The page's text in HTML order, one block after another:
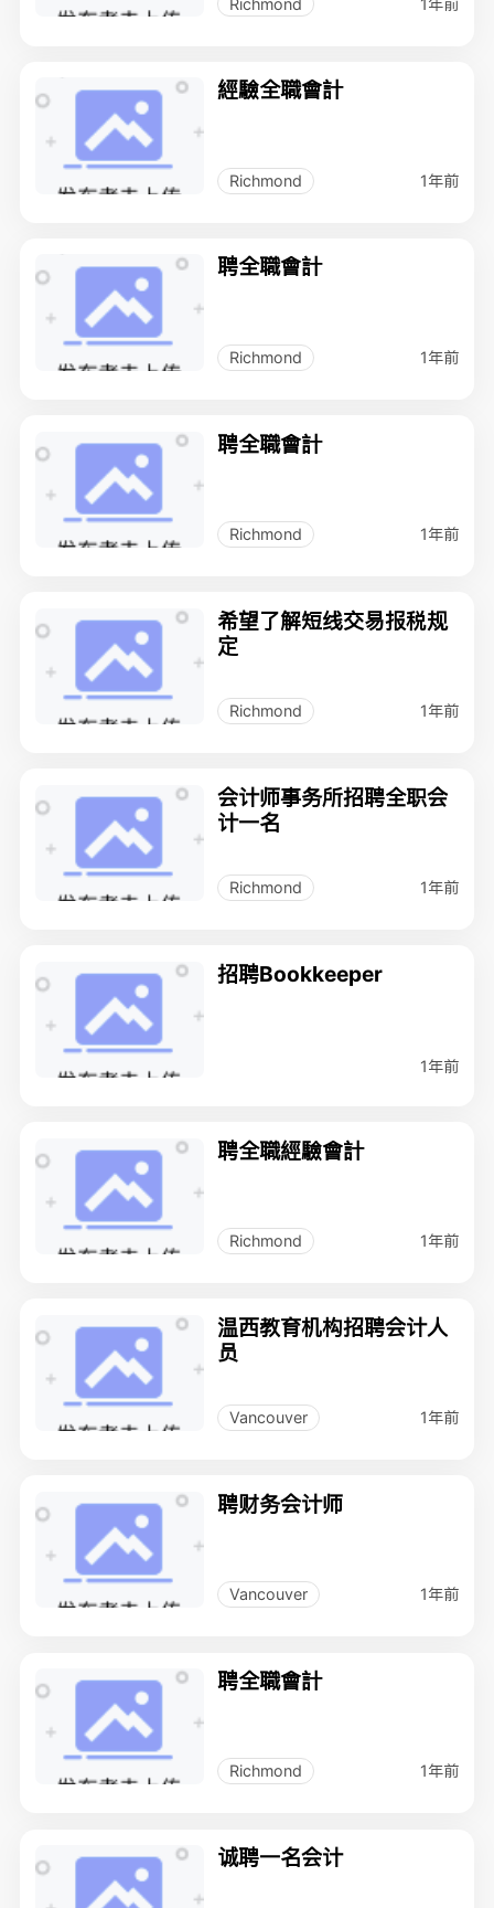
經驗全職會計
Richmond 1年前
聘全職會計
Richmond 1年前
聘全職會計
Richmond 1年前
希望了解短线交易报税规
定
Richmond 1年前
会计师事务所招聘全职会
计一名
Richmond 1年前
招聘Bookkeeper
1年前
聘全職經驗會計
Richmond 1年前
温西教育机构招聘会计人
员
Vancouver 1年前
聘财务会计师
Vancouver 1年前
聘全職會計
Richmond 1年前
诚聘一名会计